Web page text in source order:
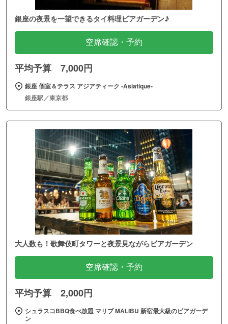
銀座の夜景を一望できるタイ料理ビアガーデン♪
空席確認・予約
平均予算 7,000円
銀座 個室＆テラス アジアティーク ‐Asiatique‐
銀座駅／東京都
大人数も！歌舞伎町タワーと夜景見ながらビアガーデン
空席確認・予約
平均予算 2,000円
シュラスコBBQ食べ放題 マリブ MALIBU 新宿最大級のビアガーデ
ン